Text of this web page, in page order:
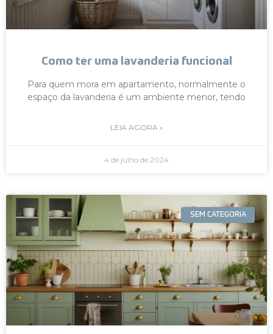
Como ter uma lavanderia funcional
Para quem mora em apartamento, normalmente o
espaço da lavanderia é um ambiente menor, tendo
LEIA AGORA »
4 de julho de 2024
SEM CATEGORIA